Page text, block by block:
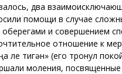
два
помощи в случае
и совершением
отношение к
үле тигән» (его тронул
моления,